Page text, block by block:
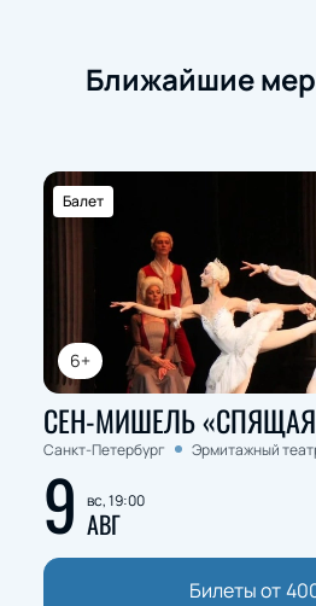
Ближайшие
6+
Балет
СЕН-МИШЕЛЬ
Санкт-Петербург Эрмитажный
9 вс, 19:00
АВГ
Билеты от